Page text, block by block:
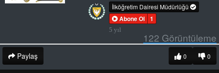
İlköğretim Dairesi Müdürlüğü
Abone Ol 1
5 yıl
122 Görüntüleme
Paylaş 0
0